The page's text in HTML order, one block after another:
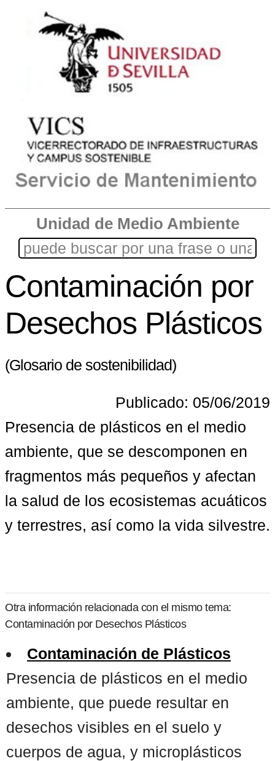
Unidad de Medio Ambiente
Contaminación por
Desechos Plásticos
(Glosario de sostenibilidad)
Publicado: 05/06/2019
Presencia de plásticos en el medio
ambiente, que se descomponen en
fragmentos más pequeños y afectan
la salud de los ecosistemas acuáticos
y terrestres, así como la vida silvestre.
Otra información relacionada con el mismo tema:
Contaminación por Desechos Plásticos
Contaminación de Plásticos
Presencia de plásticos en el medio
ambiente, que puede resultar en
desechos visibles en el suelo y
cuerpos de agua, y microplásticos